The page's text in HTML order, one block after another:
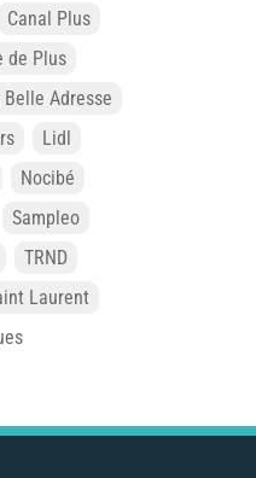
Canal Plus
de Plus
Belle Adresse
Lidl
Nocibé
Sampleo
TRND
Laurent